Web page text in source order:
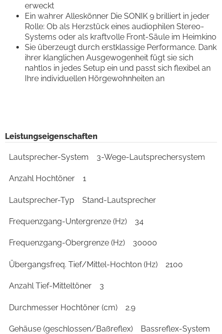
erweckt
Ein wahrer Alleskönner Die SONIK 9 brilliert in jeder
Rolle: Ob als Herzstück eines audiophilen Stereo-
Systems oder als kraftvolle Front-Säule im Heimkino
Sie überzeugt durch erstklassige Performance. Dank
ihrer klanglichen Ausgewogenheit fügt sie sich
nahtlos in jedes Setup ein und passt sich flexibel an
Ihre individuellen Hörgewohnheiten an
Leistungseigenschaften
Lautsprecher-System 3-Wege-Lautsprechersystem
Anzahl Hochtöner 1
Lautsprecher-Typ Stand-Lautsprecher
Frequenzgang-Untergrenze (Hz) 34
Frequenzgang-Obergrenze (Hz) 30000
Übergangsfreq. Tief/Mittel-Hochton (Hz) 2100
Anzahl Tief-Mitteltöner 3
Durchmesser Hochtöner (cm) 2.9
Gehäuse (geschlossen/Baßreflex) Bassreflex-System